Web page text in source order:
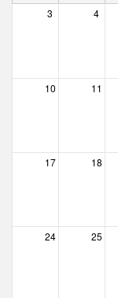
Csobánka
Délegyháza
Dunabogdány
3 4
10 11
17 18
24 25